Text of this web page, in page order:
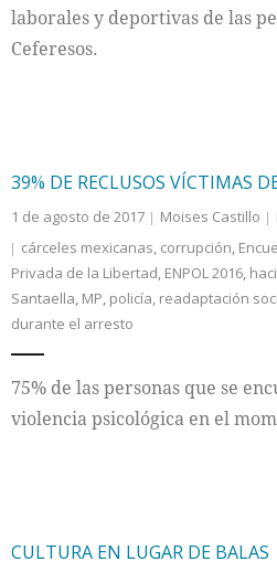
laborales y deportivas de las
Ceferesos.
39% DE RECLUSOS VÍCTIMAS
1 de agosto de 2017 Moises Castillo
cárceles mexicanas, corrupción,
Privada de la Libertad, ENPOL 2016,
Santaella, MP, policía, readaptación
durante el arresto
75% de las personas que se
violencia psicológica en el
CULTURA EN LUGAR DE BALAS